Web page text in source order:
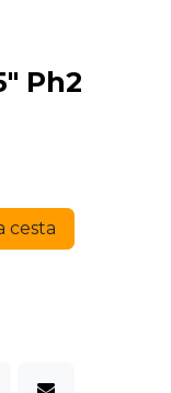
Ph2
cesta